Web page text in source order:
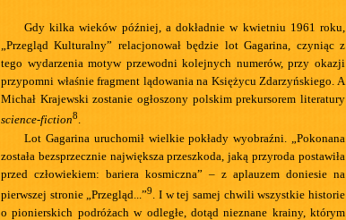
Gdy kilka wieków później, a dokładnie w kwietniu 1961 roku,
„Przegląd Kulturalny” relacjonował będzie lot Gagarina, czyniąc z
tego wydarzenia motyw przewodni kolejnych numerów, przy okazji
przypomni właśnie fragment lądowania na Księżycu Zdarzyńskiego. A
Michał Krajewski zostanie ogłoszony polskim prekursorem literatury
science-fiction8.
Lot Gagarina uruchomił wielkie pokłady wyobraźni. „Pokonana
została bezsprzecznie największa przeszkoda, jaką przyroda postawiła
przed człowiekiem: bariera kosmiczna” – z aplauzem doniesie na
pierwszej stronie „Przegląd...”9
. I w tej samej chwili wszystkie historie
o pionierskich podróżach w odległe, dotąd nieznane krainy, którym